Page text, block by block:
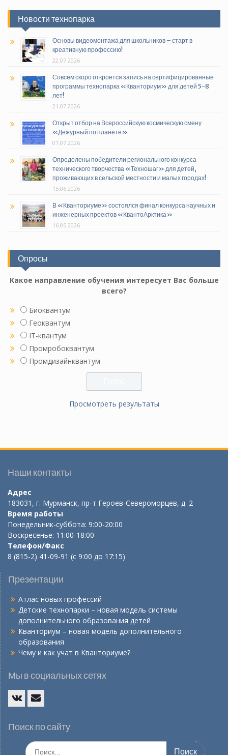
Новости технопарка
Основы видеомонтажа для школьников – старт в
креативную профессию!
22.07.2026
Совсем скоро откроется запись на сертифицированные
программы технопарка «Кванториум» для детей 5-8
лет!
21.07.2026
Открыт отбор на Всероссийскую космическую смену
«Дежурный по планете»
01.07.2026
Определены победители регионального конкурса
технического творчества «Техношаг» для детей,
проживающих в сельской местности и малых городах!
15.06.2026
В «Кванториуме» состоялся финал конкурса научных и
инженерных проектов «КвантоАрктика»
16.05.2026
Опросы
Какое направление обучения интересует Вас больше
всего?
Биоквантум
Геоквантум
IT-квантум
Промробоквантум
Промдизайнквантум
Просмотреть результаты
Наши контакты
Адрес
183031, г. Мурманск, пр-т Героев-Североморцев, д. 2
Время работы
Понедельник-суббота: 9:00-20:00
Воскресенье: 11:00-18:00
Телефон/Факс
8 (815-2) 41-09-91 (с 9:00 до 17:15)
Презентации
Атлас новых профессий
Детские технопарки – новая модель системы
дополнительного образования детей
Кванториум – новая модель дополнительного
образования
Чему и как учат в Кванториуме?
Мы в социальных сетях
mail
Поиск по сайту
Искать: